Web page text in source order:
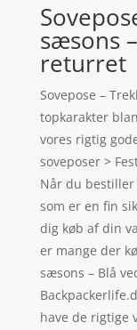
sæsons
returret
Sovepose –
topkarakter
vores rigtig
soveposer >
Når du
som er en fin
dig køb af din
er mange der
sæsons – Blå
have de rigtige